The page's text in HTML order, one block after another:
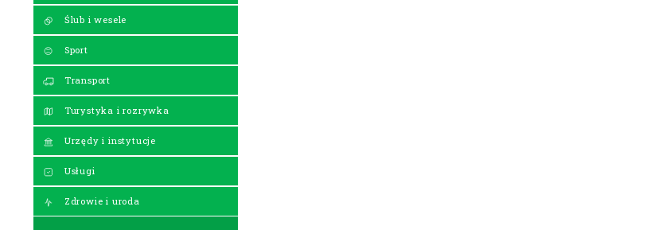
Ślub i wesele
Sport
Transport
Turystyka i rozrywka
Urzędy i instytucje
Usługi
Zdrowie i uroda